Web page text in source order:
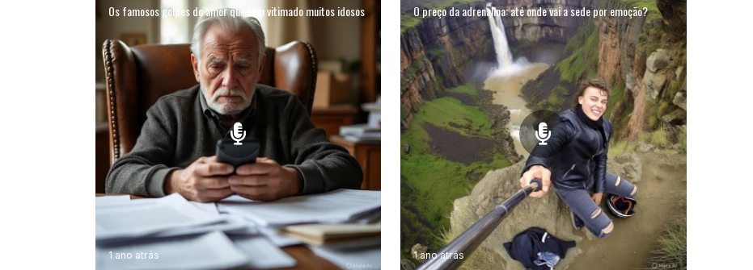
Os famosos golpes do amor que têm vitimado muitos idosos
1 ano atrás
O preço da adrenalina: até onde vai a sede por emoção?
1 ano atrás